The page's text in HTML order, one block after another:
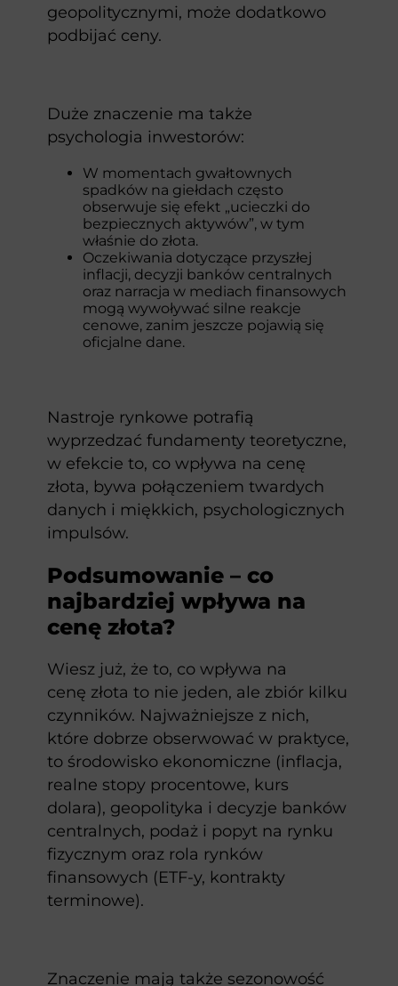
geopolitycznymi, może dodatkowo
podbijać ceny.
Duże znaczenie ma także
psychologia inwestorów:
W momentach gwałtownych
spadków na giełdach często
obserwuje się efekt „ucieczki do
bezpiecznych aktywów”, w tym
właśnie do złota.
Oczekiwania dotyczące przyszłej
inflacji, decyzji banków centralnych
oraz narracja w mediach finansowych
mogą wywoływać silne reakcje
cenowe, zanim jeszcze pojawią się
oficjalne dane.
Nastroje rynkowe potrafią
wyprzedzać fundamenty teoretyczne,
w efekcie to, co wpływa na cenę
złota, bywa połączeniem twardych
danych i miękkich, psychologicznych
impulsów.
​Podsumowanie – co
najbardziej wpływa na
cenę złota?
Wiesz już, że to, co wpływa na
cenę złota to nie jeden, ale zbiór kilku
czynników. Najważniejsze z nich,
które dobrze obserwować w praktyce,
to środowisko ekonomiczne (inflacja,
realne stopy procentowe, kurs
dolara), geopolityka i decyzje banków
centralnych, podaż i popyt na rynku
fizycznym oraz rola rynków
finansowych (ETF-y, kontrakty
terminowe).
Znaczenie mają także sezonowość